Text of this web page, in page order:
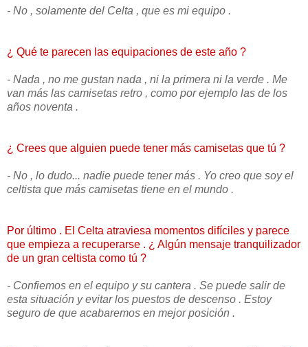
- No , solamente del Celta , que es mi equipo .
¿ Qué te parecen las equipaciones de este año ?
- Nada , no me gustan nada , ni la primera ni la verde . Me
van más las camisetas retro , como por ejemplo las de los
años noventa .
¿ Crees que alguien puede tener más camisetas que tú ?
- No , lo dudo... nadie puede tener más . Yo creo que soy el
celtista que más camisetas tiene en el mundo .
Por último . El Celta atraviesa momentos difíciles y parece
que empieza a recuperarse . ¿ Algún mensaje tranquilizador
de un gran celtista como tú ?
- Confiemos en el equipo y su cantera . Se puede salir de
esta situación y evitar los puestos de descenso . Estoy
seguro de que acabaremos en mejor posición .